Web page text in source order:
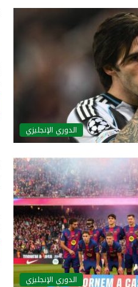
الدوري الإنجليزي
الدوري الإنجليزي